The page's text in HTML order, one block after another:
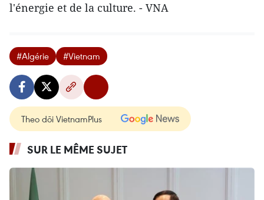
l'énergie et de la culture. - VNA
#Algérie #Vietnam
Theo dõi VietnamPlus
SUR LE MÊME SUJET